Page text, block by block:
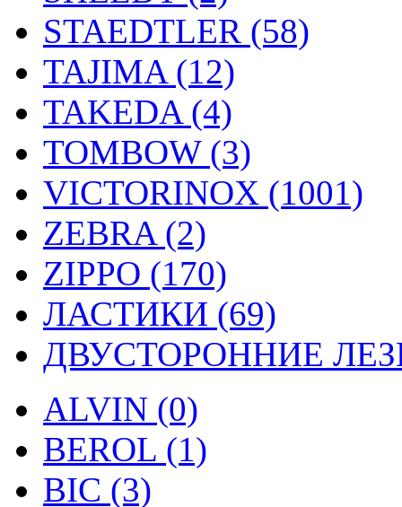
STAEDTLER (58)
TAJIMA (12)
TAKEDA (4)
TOMBOW (3)
VICTORINOX (1001)
ZEBRA (2)
ZIPPO (170)
ЛАСТИКИ (69)
ДВУСТОРОННИЕ
ALVIN (0)
BEROL (1)
BIC (3)